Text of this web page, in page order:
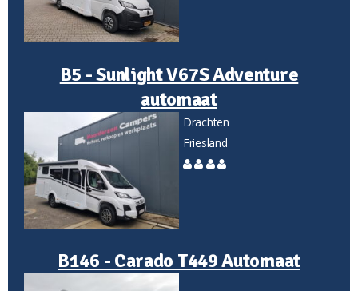
B5 - Sunlight V67S Adventure
automaat
Drachten
Friesland
B146 - Carado T449 Automaat